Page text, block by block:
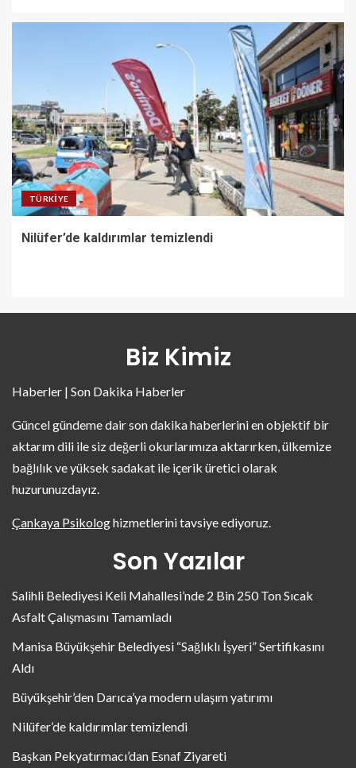
TÜRKIYE
Nilüfer’de kaldırımlar temizlendi
Biz Kimiz
Haberler | Son Dakika Haberler
Güncel gündeme dair son dakika haberlerini en objektif bir
aktarım dili ile siz değerli okurlarımıza aktarırken, ülkemize
bağlılık ve yüksek sadakat ile içerik üretici olarak
huzurunuzdayız.
Çankaya Psikologhizmetlerini tavsiye ediyoruz.
Son Yazılar
Salihli Belediyesi Keli Mahallesi’nde 2 Bin 250 Ton Sıcak
Asfalt Çalışmasını Tamamladı
Manisa Büyükşehir Belediyesi “Sağlıklı İşyeri” Sertifikasını
Aldı
Büyükşehir’den Darıca’ya modern ulaşım yatırımı
Nilüfer’de kaldırımlar temizlendi
Başkan Pekyatırmacı’dan Esnaf Ziyareti